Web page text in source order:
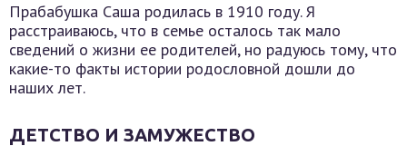
Прабабушка Саша родилась в 1910 году. Я
расстраиваюсь, что в семье осталось так мало
сведений о жизни ее родителей, но радуюсь тому, что
какие-то факты истории родословной дошли до
наших лет.
ДЕТСТВО И ЗАМУЖЕСТВО